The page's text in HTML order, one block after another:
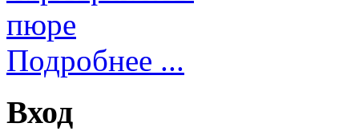
Подробнее ...
Вход